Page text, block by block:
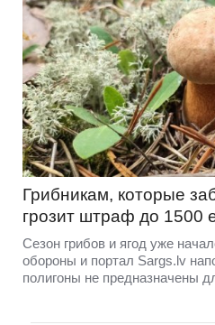
Грибникам, которые
грозит штраф до 1500
Сезон грибов и ягод уже
обороны и портал Sargs.lv
полигоны не предназначены